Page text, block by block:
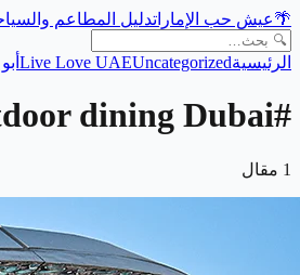
🌴عيش حب الإماراتدليل المطاعم
الرئيسية Live Love UAEUncategorized
#
dining Dubai
1 مقال